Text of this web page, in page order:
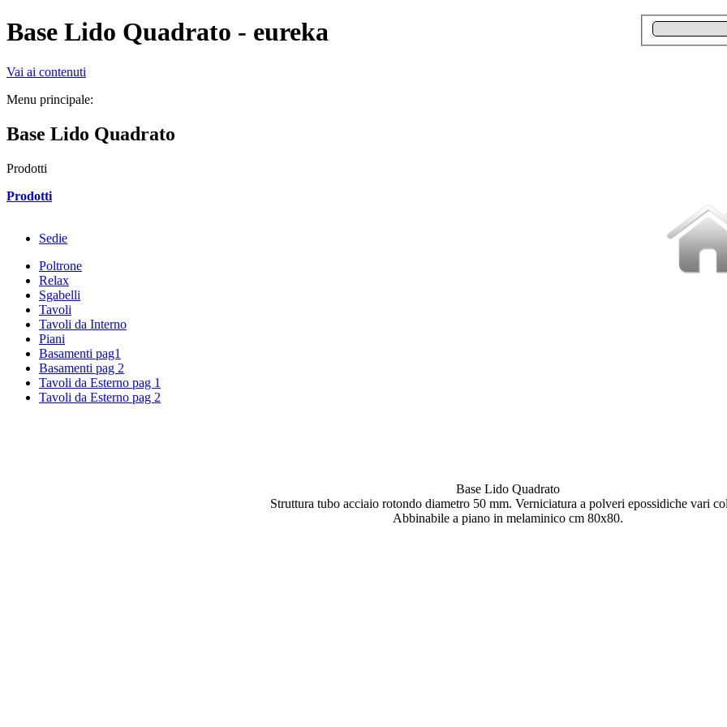
Base Lido Quadrato - eureka
Vai ai contenuti
Menu principale:
Base Lido Quadrato
Prodotti
Prodotti
Sedie
Poltrone
Relax
Sgabelli
Tavoli
Tavoli da Interno
Piani
Basamenti pag1
Basamenti pag 2
Tavoli da Esterno pag 1
Tavoli da Esterno pag 2
Base Lido Quadrato
Struttura tubo acciaio rotondo diametro 50 mm. Verniciatura a polveri epossidiche vari
Abbinabile a piano in melaminico cm 80x80.